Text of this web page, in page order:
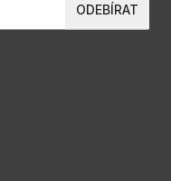
ODEBÍRAT